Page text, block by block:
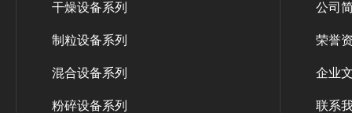
干燥设备系列
制粒设备系列
混合设备系列
粉碎设备系列
公司
荣誉
企业
联系